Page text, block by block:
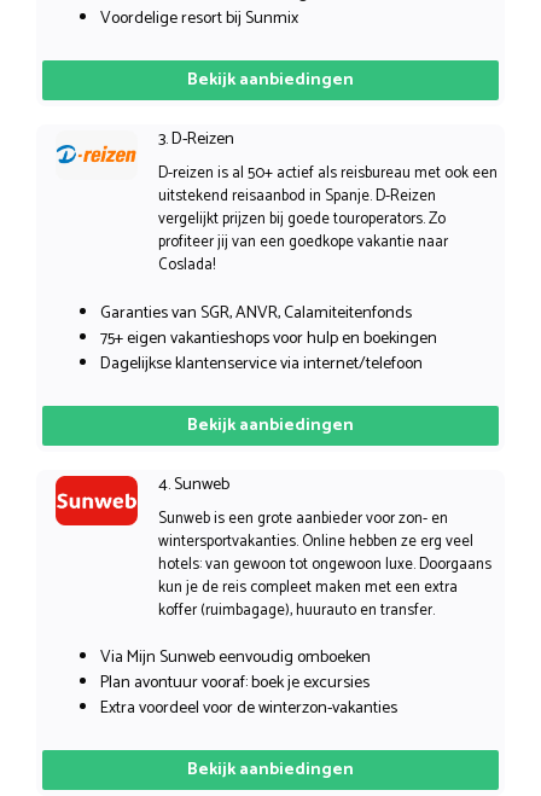
Voordelige resort bij Sunmix
Bekijk aanbiedingen
3. D-Reizen
D-reizen is al 50+ actief als reisbureau met ook een
uitstekend reisaanbod in Spanje. D-Reizen
vergelijkt prijzen bij goede touroperators. Zo
profiteer jij van een goedkope vakantie naar
Coslada!
Garanties van SGR, ANVR, Calamiteitenfonds
75+ eigen vakantieshops voor hulp en boekingen
Dagelijkse klantenservice via internet/telefoon
Bekijk aanbiedingen
4. Sunweb
Sunweb is een grote aanbieder voor zon- en
wintersportvakanties. Online hebben ze erg veel
hotels: van gewoon tot ongewoon luxe. Doorgaans
kun je de reis compleet maken met een extra
koffer (ruimbagage), huurauto en transfer.
Via Mijn Sunweb eenvoudig omboeken
Plan avontuur vooraf: boek je excursies
Extra voordeel voor de winterzon-vakanties
Bekijk aanbiedingen